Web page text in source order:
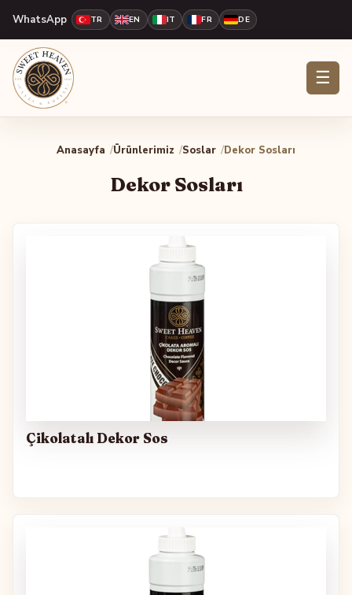
WhatsApp TR EN IT FR DE
☰
Anasayfa Ürünlerimiz Soslar Dekor Sosları
Dekor Sosları
Çikolatalı Dekor Sos